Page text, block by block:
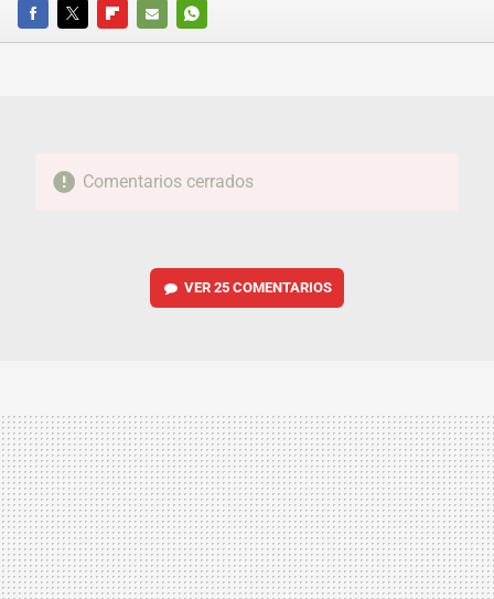
FACEBOOKTWITTERFLIPBOARD
E-
WHATSAPP
Comentarios cerrados
VER 25 COMENTARIOS